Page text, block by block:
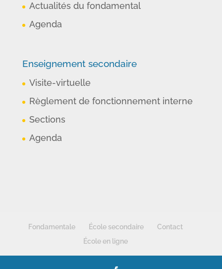
Actualités du fondamental
Agenda
Enseignement secondaire
Visite-virtuelle
Règlement de fonctionnement interne
Sections
Agenda
Fondamentale École secondaire
Contact
École en ligne